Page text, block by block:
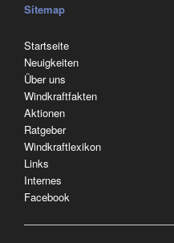
Sitemap
Navigation
überspringen
Startseite
Neuigkeiten
Über uns
Windkraftfakten
Aktionen
Ratgeber
Windkraftlexikon
Links
Internes
Facebook